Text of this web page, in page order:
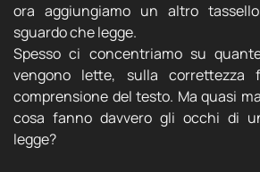
ora aggiungiamo un altro
sguardo che legge.
Spesso ci concentriamo su
vengono lette, sulla correttezza
comprensione del testo. Ma quasi
cosa fanno davvero gli occhi di
legge?